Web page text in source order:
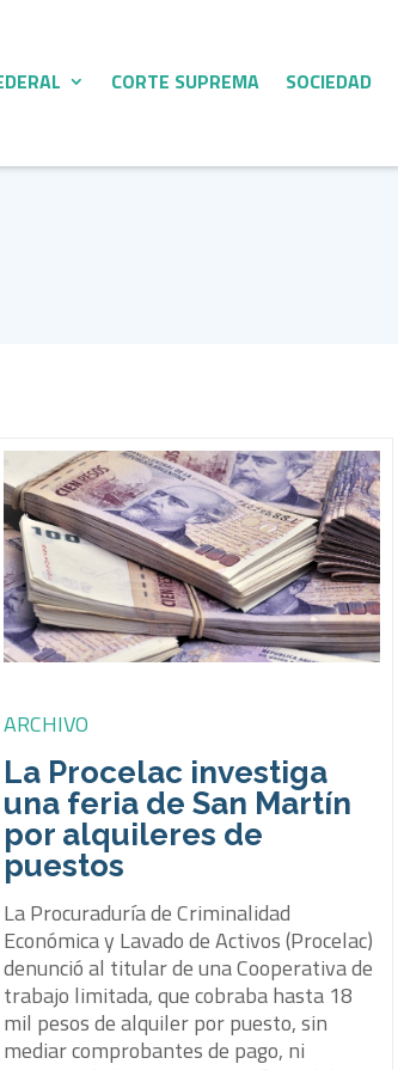
CORTE SUPREMA SOCIEDAD
ARCHIVO
La Procelac investiga
una feria de San Martín
por alquileres de
puestos
La Procuraduría de Criminalidad
Económica y Lavado de Activos (Procelac)
denunció al titular de una Cooperativa de
trabajo limitada, que cobraba hasta 18
mil pesos de alquiler por puesto, sin
mediar comprobantes de pago, ni